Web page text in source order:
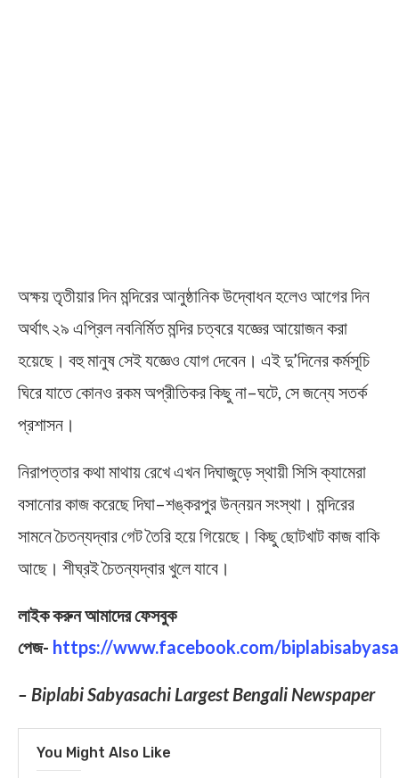
অক্ষয় তৃতীয়ার দিন মন্দিরের আনুষ্ঠানিক উদ্বোধন হলেও আগের দিন
অর্থাৎ ২৯ এপ্রিল নবনির্মিত মন্দির চত্বরে যজ্ঞের আয়োজন করা
হয়েছে। বহু মানুষ সেই যজ্ঞেও যোগ দেবেন। এই দু’দিনের কর্মসূচি
ঘিরে যাতে কোনও রকম অপ্রীতিকর কিছু না–ঘটে, সে জন্যে সতর্ক
প্রশাসন।
নিরাপত্তার কথা মাথায় রেখে এখন দিঘাজুড়ে স্থায়ী সিসি ক্যামেরা
বসানোর কাজ করেছে দিঘা–শঙ্করপুর উন্নয়ন সংস্থা। মন্দিরের
সামনে চৈতন্যদ্বার গেট তৈরি হয়ে গিয়েছে। কিছু ছোটখাট কাজ বাকি
আছে। শীঘ্রই চৈতন্যদ্বার খুলে যাবে।
লাইক করুন আমাদের ফেসবুক
পেজ- https://www.facebook.com/
– Biplabi Sabyasachi Largest Bengali Newspaper
You Might Also Like